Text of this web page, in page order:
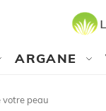
ARGANE
votre peau